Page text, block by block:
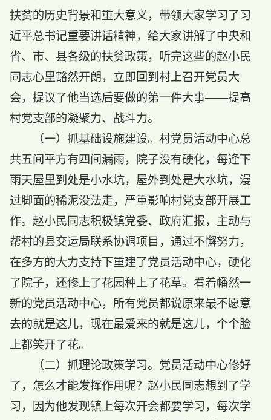
扶贫的历史背景和重大意义，带领大家学习了习
近平总书记重要讲话精神，给大家讲解了中央和
省、市、县各级的扶贫政策，听完这些的赵小民
同志心里豁然开朗，立即回到村上召开党员大
会，提议了他当选后要做的第一件大事——提高
村党支部的凝聚力、战斗力。
（一）抓基础设施建设。村党员活动中心总
共五间平方有四间漏雨，院子没有硬化，每逢下
雨天屋里到处是小水坑，屋外到处是大水坑，漫
过脚面的稀泥没法走，严重影响村党支部开展工
作。赵小民同志积极镇党委、政府汇报，主动与
帮村的县交运局联系协调项目，通过不懈努力，
在多方的大力支持下重建了党员活动中心，硬化
了院子，还修上了花园种上了花草。看着幡然一
新的党员活动中心，所有党员都说原来最不愿意
去的就是这儿，现在最爱来的就是这儿，个个脸
上都笑开了花。
（二）抓理论政策学习。党员活动中心修好
了，怎么才能发挥作用呢？赵小民同志想到了学
习，因为他发现镇上每次开会都要学习，每次学